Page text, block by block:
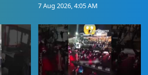
7 Aug 2026, 4:05 AM